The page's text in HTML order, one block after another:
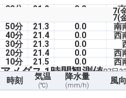
7(
00分 21.2 0.0
7(
50分
21.3 0.0 南
40分
21.4 0.0 西
30分
21.3 0.0
20分
21.4 0.0 西
10分
21.5 0.0 西
アメダス 1時間観測値07日
時刻 気温
(℃)
降水量
(mm/h)
風向